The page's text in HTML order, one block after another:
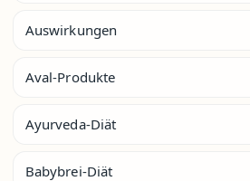
Auswirkungen
Aval-Produkte
Ayurveda-Diät
Babybrei-Diät